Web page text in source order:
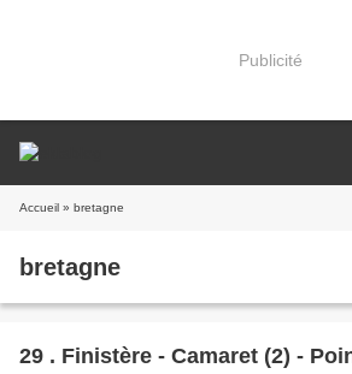
Publicité
Accueil » bretagne
bretagne
29 . Finistère - Camaret (2) -